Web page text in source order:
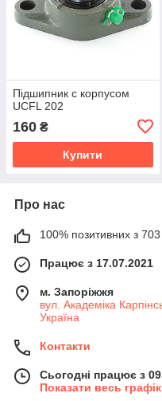
Підшипник c корпусом
UCFL 202
160 ₴
Купити
Про нас
100% позитивних з 703
Працює з 17.07.2021
м. Запоріжжя
вул. Академіка
Україна
Контакти
Сьогодні працює з
Показати весь